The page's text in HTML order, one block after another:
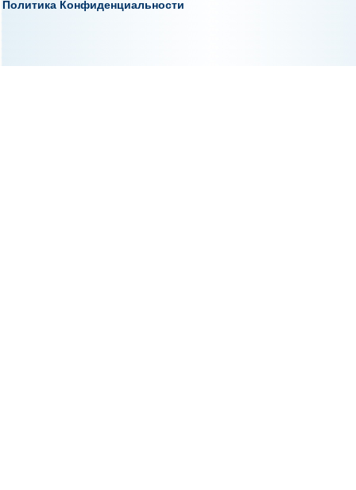
Политика Конфиденциальности